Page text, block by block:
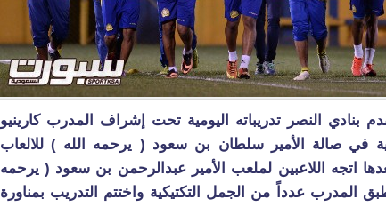
بنادي النصر تدريباته اليومية تحت إشراف المدرب كارينيو
في صالة الأمير سلطان بن سعود ( يرحمه الله ) للالعاب
اتجه اللاعبين لملعب الأمير عبدالرحمن بن سعود ( يرحمه
المدرب عدداً من الجمل التكتيكية واختتم التدريب بمناورة